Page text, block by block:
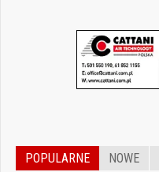
POPULARNE NOWE